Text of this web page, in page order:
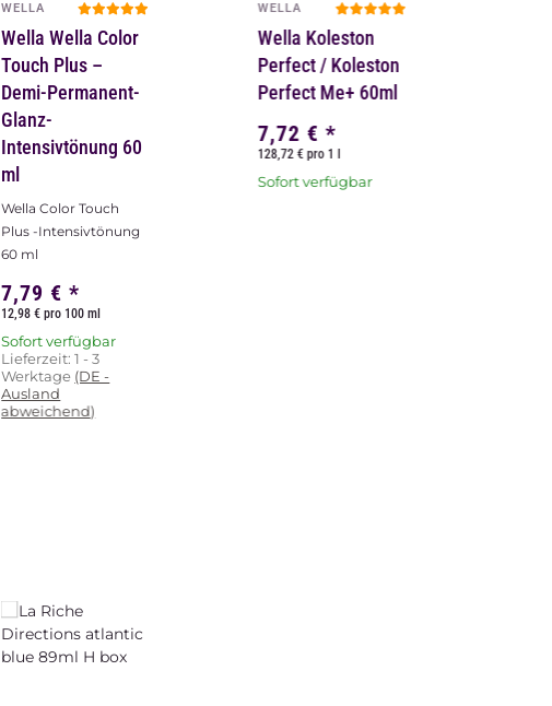
WELLA
Wella Wella Color
Touch Plus –
Demi-Permanent-
Glanz-
Intensivtönung 60
ml
Wella Color Touch
Plus -Intensivtönung
60 ml
7,79 € *
12,98 € pro 100 ml
Sofort verfügbar
Lieferzeit: 1 - 3
Werktage (DE -
Ausland
abweichend)
WELLA
Wella Koleston
Perfect / Koleston
Perfect Me+ 60ml
7,72 €*
128,72 € pro 1 l
Sofort verfügbar